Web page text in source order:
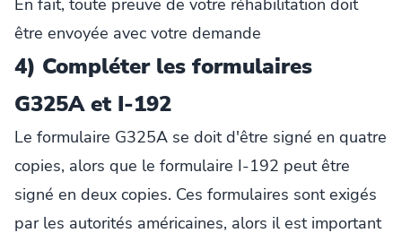
être envoyée avec votre demande
4) Compléter les formulaires
G325A et I-192
Le formulaire G325A se doit d'être signé en quatre
copies, alors que le formulaire I-192 peut être
signé en deux copies. Ces formulaires sont exigés
par les autorités américaines, alors il est important